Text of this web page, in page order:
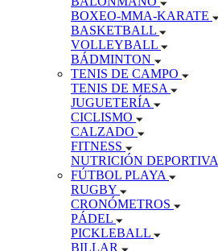
BOXEO-MMA-KARATE
BASKETBALL
VOLLEYBALL
BÁDMINTON
TENIS DE CAMPO
TENIS DE MESA
JUGUETERÍA
CICLISMO
CALZADO
FITNESS
NUTRICIÓN DEPORTIVA
FÚTBOL PLAYA
RUGBY
CRONÓMETROS
PÁDEL
PICKLEBALL
BILLAR